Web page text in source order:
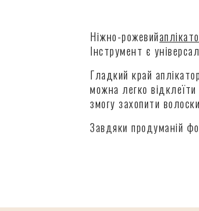
Ніжно-рожевий
Інструмент є
Гладкий край
можна легко
змогу захопити
Завдяки продуманій